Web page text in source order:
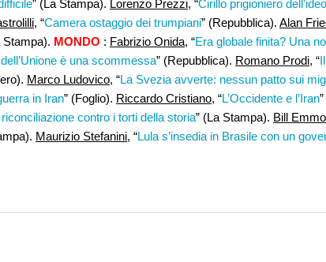
” (La Stampa). Lorenzo Prezzi, “Cirillo prigioniero
, “Camera ostaggio dei trumpiani” (Repubblica). Alan
Stampa). MONDO : Fabrizio Onida, “Era globale finita? Una
è una scommessa” (Repubblica). Romano Prodi, “
Marco Ludovico, “La Svezia avverte: nessun patto sui
in Iran” (Foglio). Riccardo Cristiano, “L’Occidente e l’Iran
contro i torti della storia” (La Stampa). Bill
Maurizio Stefanini, “Lula s’insedia in Brasile con un